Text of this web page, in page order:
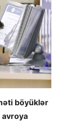
böyüklər
avroya